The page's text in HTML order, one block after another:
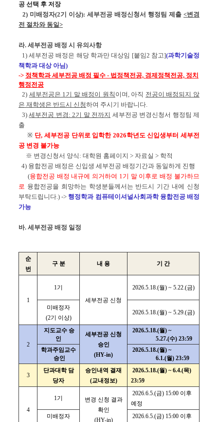
공 선택 후 저장
2) 미배정자(2기 이상): 세부전공 배정신청서 행정팀 제출 <변경
전 절차와 동일>
라. 세부전공 배정 시 유의사항
1) 세부전공 배정은 해당 학과만 대상임 [붙임2 참고](과학기술정
책학과 대상 아님)
-> 정책학과 세부전공 배정 필수 - 법정책전공, 경제정책전공, 정치
행정전공
2) 세부전공은 1기 말 배정이 원칙 이며, 아직 전공이 배정되지 않
은 재학생은 반드시 신청하여 주시기 바랍니다.
3)세부전공 변경: 2기 말 전까지 세부전공 변경신청서 행정팀 제
출
※ 단, 세부전공 단위로 입학한 2026학년도 신입생부터 세부전
공 변경 불가능
※ 변경 신청서 양식: 대학원 홈페이지 > 자료실 > 학적
4) 융합전공 배정은 신입생 세부전공 배정기간과 동일하게 진행
(융합전공 배정 내규에 의거하여 1기 말 이후로 배정 불가하므
로 융합전공을 희망하는 학생분들께서는 반드시 기간 내에 신청
부탁드립니다.) ->행정학과 컴퓨테이셔널사회과학 융합전공 배정
가능
바. 세부전공 배정 일정
순
번
구 분 내 용 기 간
1
1기
세부전공 신청
2026.5.18.(월) ~ 5.22.(금)
미배정자
(2기 이상)
2026.5.18.(월) ~ 5.29.(금)
2
지도교수 승
인
세부전공 신청
승인
(HY-in)
2026.5.18.(월) ~
5.27.(수) 23:59
학과주임교수
승인
2026.5.18.(월) ~
6.1.(월) 23:59
3
단과대학 담
당자
승인내역 결재
(교내정보)
2026.5.18.(월) ~ 6.4.(목)
23:59
4
1기
변경 신청 결과
확인
(HY-in)
2026.6.5.(금) 15:00 이후
예정
미배정자
2026.6.5.(금) 15:00 이후